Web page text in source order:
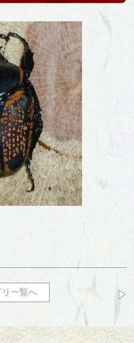
一覧へ